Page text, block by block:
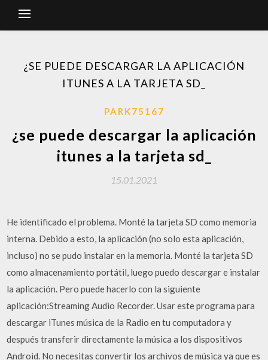
¿SE PUEDE DESCARGAR LA APLICACIÓN
ITUNES A LA TARJETA SD_
PARK75167
¿se puede descargar la aplicación
itunes a la tarjeta sd_
15.01.2021
He identificado el problema. Monté la tarjeta SD como memoria
interna. Debido a esto, la aplicación (no solo esta aplicación,
incluso) no se pudo instalar en la memoria. Monté la tarjeta SD
como almacenamiento portátil, luego puedo descargar e instalar
la aplicación. Pero puede hacerlo con la siguiente
aplicación:Streaming Audio Recorder. Usar este programa para
descargar iTunes música de la Radio en tu computadora y
después transferir directamente la música a los dispositivos
Android. No necesitas convertir los archivos de música ya que es